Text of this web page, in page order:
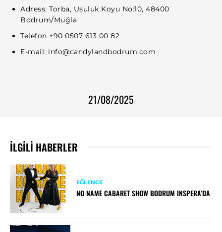
Adress: Torba, Usuluk Koyu No:10, 48400
Bodrum/Muğla
Telefon +90 0507 613 00 82
E-mail: info@candylandbodrum.com
21/08/2025
İLGILI HABERLER
EĞLENCE
NO NAME CABARET SHOW BODRUM INSPERA’DA